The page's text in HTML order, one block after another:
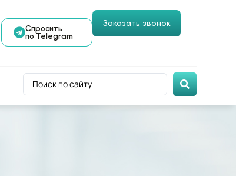
Спросить
по Telegram
Заказать звонок